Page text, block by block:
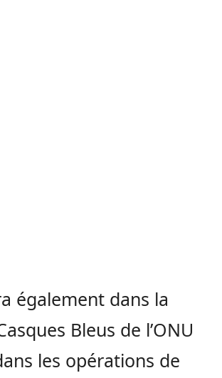
également dans la
Bleus de l’ONU
les opérations de